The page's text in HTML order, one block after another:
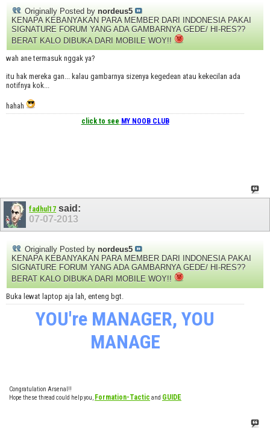
Originally Posted by nordeus5
KENAPA KEBANYAKAN PARA MEMBER DARI INDONESIA PAKAI
SIGNATURE FORUM YANG ADA GAMBARNYA GEDE/ HI-RES??
BERAT KALO DIBUKA DARI MOBILE WOY!!
wah ane termasuk nggak ya?
itu hak mereka gan... kalau gambarnya sizenya kegedean atau kekecilan ada
notifnya kok...
hahah
click to see MY NOOB CLUB
fadhul17 said:
07-07-2013
Originally Posted by nordeus5
KENAPA KEBANYAKAN PARA MEMBER DARI INDONESIA PAKAI
SIGNATURE FORUM YANG ADA GAMBARNYA GEDE/ HI-RES??
BERAT KALO DIBUKA DARI MOBILE WOY!!
Buka lewat laptop aja lah, enteng bgt.
YOU're MANAGER, YOU
MANAGE
Congratulation Arsenal!!
Hope these thread could help you,
Formation-Tactic and GUIDE